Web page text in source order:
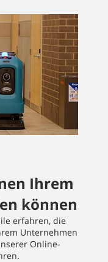
Ihrem
können
erfahren, die
Unternehmen
Online-